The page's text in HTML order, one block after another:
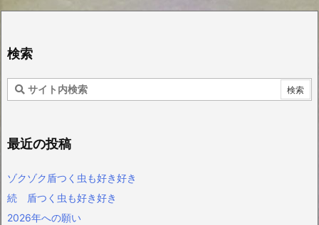
検索
最近の投稿
ゾクゾク盾つく虫も好き好き
続 盾つく虫も好き好き
2026年への願い